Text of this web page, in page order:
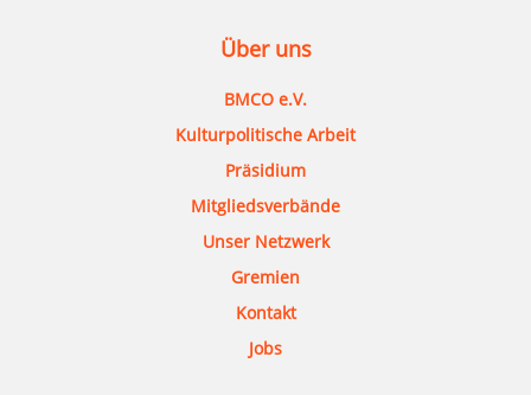
Über uns
BMCO e.V.
Kulturpolitische Arbeit
Präsidium
Mitgliedsverbände
Unser Netzwerk
Gremien
Kontakt
Jobs